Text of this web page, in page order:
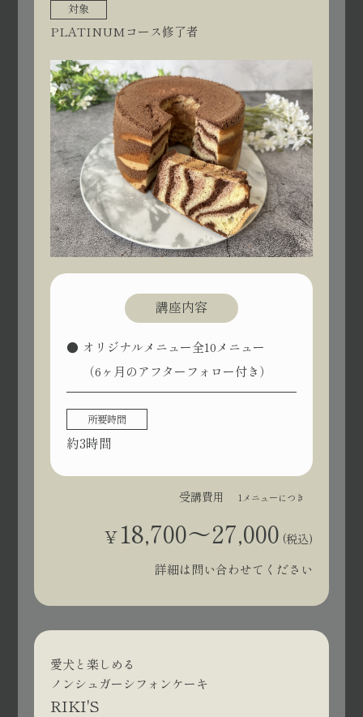
対象
PLATINUMコース修了者
講座内容
オリジナルメニュー全10メニュー
（6ヶ月のアフターフォロー付き）
所要時間
約3時間
受講費用 1メニューにつき
¥ 18,700〜27,000 (税込)
詳細は問い合わせてください
愛犬と楽しめる
ノンシュガーシフォンケーキ
RIKI'S